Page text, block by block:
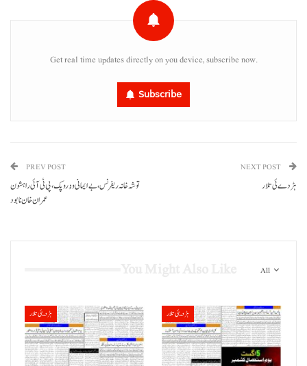
Get real time updates directly on you device, subscribe now.
Subscribe
PREV POST
توشہ خانہ ریفرنس،بے ایمانی و دُرو پک، پی ٹی آئی راہشون
عمران خان نابود
NEXT POST
ہڑدے ئی تلار
All
ہڑدیئی تلار ہڑدیئی تلار